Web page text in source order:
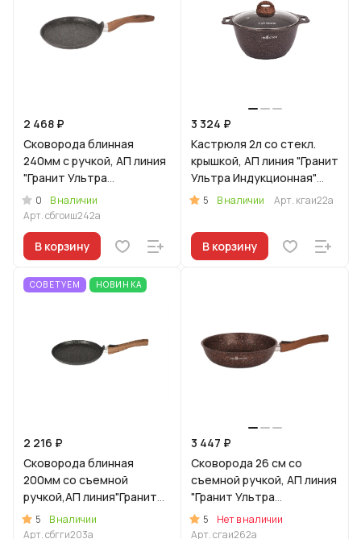
2 468 ₽
Сковорода блинная
240мм с ручкой, АП линия
"Гранит Ультра
Индукционная"
(Оригинальный)
0
В наличии
Арт.сбгоиш242а
В корзину
3 324 ₽
Кастрюля 2л со стекл.
крышкой, АП линия "Гранит
Ультра Индукционная"
(Красный)
5 В наличии Арт. кгаи22а
В корзину
СОВЕТУЕМ НОВИНКА
2 216 ₽
Сковорода блинная
200мм со съемной
ручкой,АП линия"Гранит
Ультра Индукционная"
(синий)
5
В наличии
Арт.сбгги203а
3 447 ₽
Сковорода 26 см со
съемной ручкой, АП линия
"Гранит Ультра
Индукционная" (Красный)
5
Нет в наличии
Арт.сгаи262а